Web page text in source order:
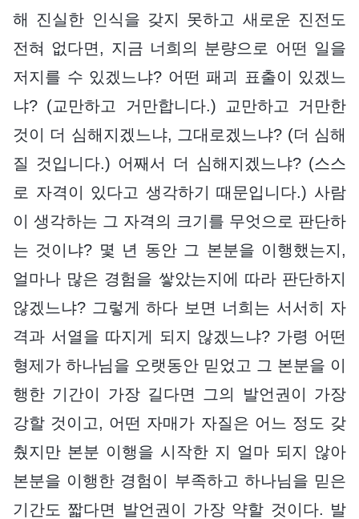
해 진실한 인식을 갖지 못하고 새로운 진전도
전혀 없다면, 지금 너희의 분량으로 어떤 일을
저지를 수 있겠느냐? 어떤 패괴 표출이 있겠느
냐? (교만하고 거만합니다.) 교만하고 거만한
것이 더 심해지겠느냐, 그대로겠느냐? (더 심해
질 것입니다.) 어째서 더 심해지겠느냐? (스스
로 자격이 있다고 생각하기 때문입니다.) 사람
이 생각하는 그 자격의 크기를 무엇으로 판단하
는 것이냐? 몇 년 동안 그 본분을 이행했는지,
얼마나 많은 경험을 쌓았는지에 따라 판단하지
않겠느냐? 그렇게 하다 보면 너희는 서서히 자
격과 서열을 따지게 되지 않겠느냐? 가령 어떤
형제가 하나님을 오랫동안 믿었고 그 본분을 이
행한 기간이 가장 길다면 그의 발언권이 가장
강할 것이고, 어떤 자매가 자질은 어느 정도 갖
췄지만 본분 이행을 시작한 지 얼마 되지 않아
본분을 이행한 경험이 부족하고 하나님을 믿은
기간도 짧다면 발언권이 가장 약할 것이다. 발